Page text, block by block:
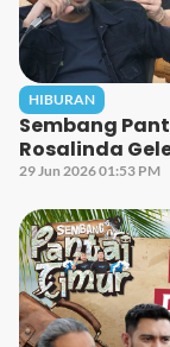
HIBURAN
Sembang
Rosalinda
29 Jun 2026 01:53 PM